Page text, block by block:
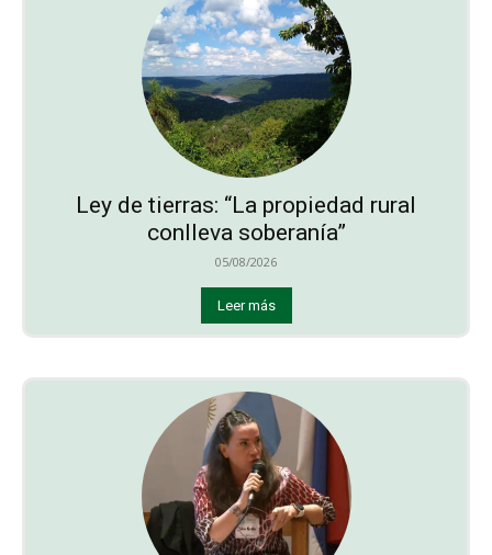
Ley de tierras: “La propiedad rural
conlleva soberanía”
05/08/2026
Leer más